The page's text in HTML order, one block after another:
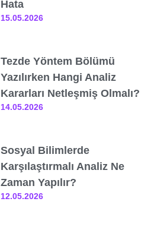
Hata
15.05.2026
Tezde Yöntem Bölümü
Yazılırken Hangi Analiz
Kararları Netleşmiş Olmalı?
14.05.2026
Sosyal Bilimlerde
Karşılaştırmalı Analiz Ne
Zaman Yapılır?
12.05.2026